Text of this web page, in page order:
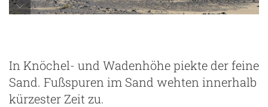
In Knöchel- und Wadenhöhe piekte der feine
Sand. Fußspuren im Sand wehten innerhalb
kürzester Zeit zu.